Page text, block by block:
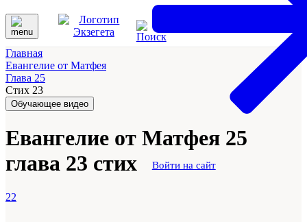
Войти на сайт
Главная
Евангелие от Матфея
Глава 25
Стих 23
Обучающее видео
Евангелие от Матфея 25
глава 23 стих
22